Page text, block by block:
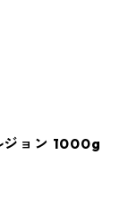
ジョン 1000g